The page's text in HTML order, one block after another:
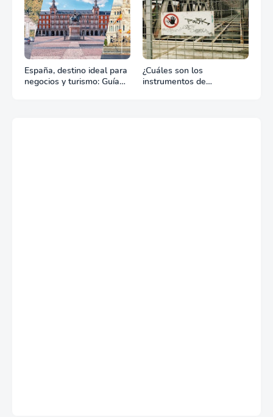
España, destino ideal para
negocios y turismo: Guía
¿Cuáles son los
instrumentos de